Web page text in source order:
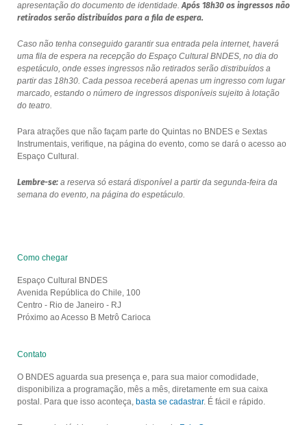
apresentação do documento de identidade.Após 18h30 os ingressos não
retirados serão distribuídos para a fila de espera.
Caso não tenha conseguido garantir sua entrada pela internet, haverá
uma fila de espera na recepção do Espaço Cultural BNDES, no dia do
espetáculo, onde esses ingressos não retirados serão distribuídos a
partir das 18h30. Cada pessoa receberá apenas um ingresso com lugar
marcado, estando o número de ingressos disponíveis sujeito à lotação
do teatro.
Para atrações que não façam parte do Quintas no BNDES e Sextas
Instrumentais, verifique, na página do evento, como se dará o acesso ao
Espaço Cultural.
Lembre-se:a reserva só estará disponível a partir da segunda-feira da
semana do evento, na página do espetáculo.
Como chegar
Espaço Cultural BNDES
Avenida República do Chile, 100
Centro - Rio de Janeiro - RJ
Próximo ao Acesso B Metrô Carioca
Contato
O BNDES aguarda sua presença e, para sua maior comodidade,
disponibiliza a programação, mês a mês, diretamente em sua caixa
postal. Para que isso aconteça, basta se cadastrar. É fácil e rápido.